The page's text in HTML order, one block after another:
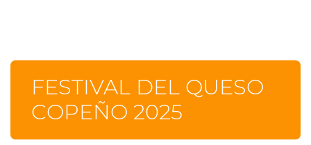
FESTIVAL DEL QUESO
COPEÑO 2025